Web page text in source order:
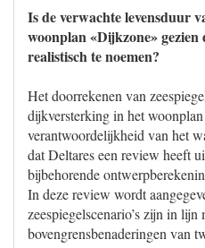
Is de verwachte levensduur
woonplan «Dijkzone»
realistisch te noemen?
Het doorrekenen van
dijkversterking in het
verantwoordelijkheid van het
dat Deltares een review heeft
bijbehorende
In deze review wordt
zeespiegelscenario’s zijn in
bovengrensbenaderingen van